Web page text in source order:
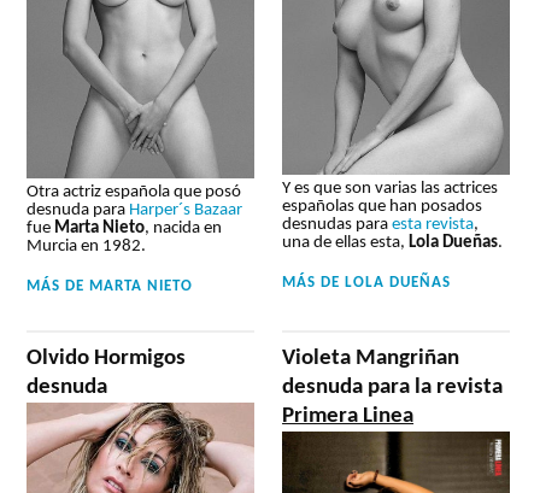
Otra actriz española que posó
desnuda para Harper´s Bazaar
fue Marta Nieto, nacida en
Murcia en 1982.
MÁS DE MARTA NIETO
Y es que son varias las actrices
españolas que han posados
desnudas paraesta revista,
una de ellas esta, Lola Dueñas.
MÁS DE LOLA DUEÑAS
Olvido Hormigos
desnuda
Violeta Mangriñan
desnuda para la revista
Primera Linea